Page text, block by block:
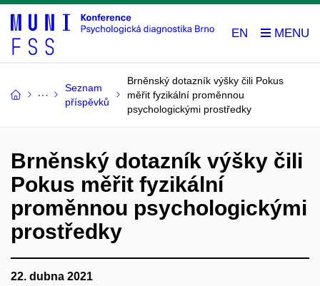
EN
Seznam
příspěvků
Brněnský dotazník výšky čili Pokus
měřit fyzikální proměnnou
psychologickými prostředky
Brněnský dotazník výšky čili
Pokus měřit fyzikální
proměnnou psychologickými
prostředky
22. dubna 2021